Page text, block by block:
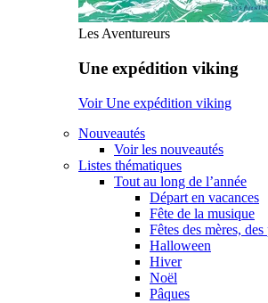
Les Aventureurs
Une expédition viking
Voir Une expédition viking
Nouveautés
Voir les nouveautés
Listes thématiques
Tout au long de l’année
Départ en vacances
Fête de la musique
Fêtes des mères,
Halloween
Hiver
Noël
Pâques